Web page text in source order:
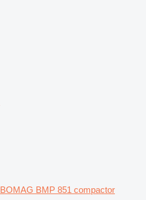
BOMAG BMP 851 compactor